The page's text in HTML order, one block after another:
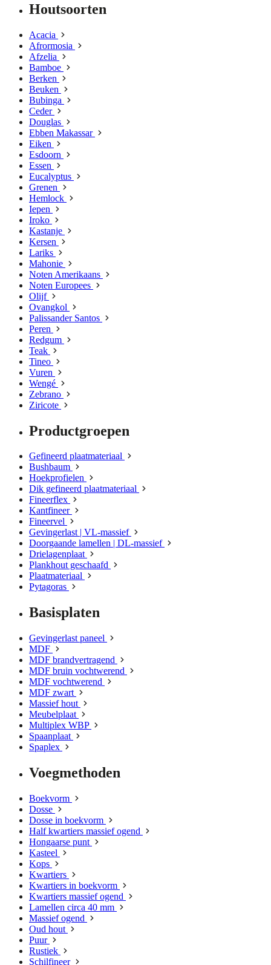
Houtsoorten
Acacia
Afrormosia
Afzelia
Bamboe
Berken
Beuken
Bubinga
Ceder
Douglas
Ebben Makassar
Eiken
Esdoorn
Essen
Eucalyptus
Grenen
Hemlock
Iepen
Iroko
Kastanje
Kersen
Lariks
Mahonie
Noten Amerikaans
Noten Europees
Olijf
Ovangkol
Palissander Santos
Peren
Redgum
Teak
Tineo
Vuren
Wengé
Zebrano
Ziricote
Productgroepen
Gefineerd plaatmateriaal
Bushbaum
Hoekprofielen
Dik gefineerd plaatmateriaal
Fineerflex
Kantfineer
Fineervel
Gevingerlast | VL-massief
Doorgaande lamellen | DL-massief
Drielagenplaat
Plankhout geschaafd
Plaatmateriaal
Pytagoras
Basisplaten
Gevingerlast paneel
MDF
MDF brandvertragend
MDF bruin vochtwerend
MDF vochtwerend
MDF zwart
Massief hout
Meubelplaat
Multiplex WBP
Spaanplaat
Spaplex
Voegmethoden
Boekvorm
Dosse
Dosse in boekvorm
Half kwartiers massief ogend
Hongaarse punt
Kasteel
Kops
Kwartiers
Kwartiers in boekvorm
Kwartiers massief ogend
Lamellen circa 40 mm
Massief ogend
Oud hout
Puur
Rustiek
Schilfineer